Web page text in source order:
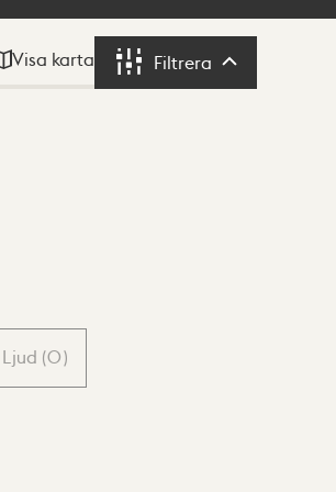
Visa karta Filtrera Filtrera
Ljud (0)